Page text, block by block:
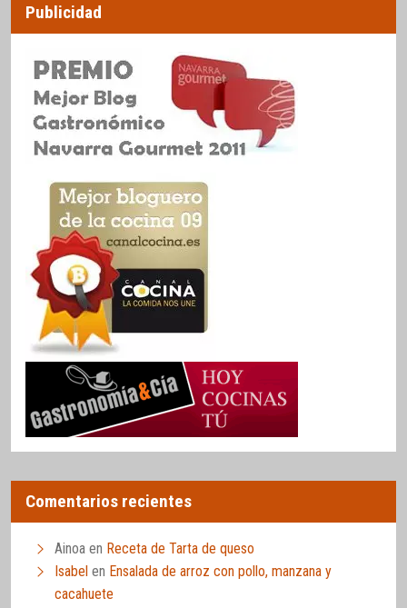
Publicidad
Comentarios recientes
Ainoa en Receta de Tarta de queso
Isabel en Ensalada de arroz con pollo, manzana y
cacahuete